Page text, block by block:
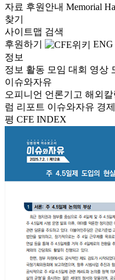
자료 후원안내 Memorial
찾기
사이트맵 검색
후원하기
ENG
정보
정보 활동 모임 대회 영상
이슈와자유
오피니언 언론기고 해외칼
럼 리포트 이슈와자유 경
평 CFE INDEX